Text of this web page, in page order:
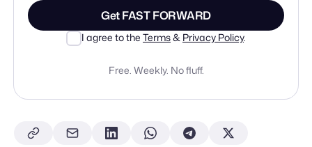
Get FAST FORWARD
I agree to the Terms& Privacy Policy.
Free. Weekly. No fluff.